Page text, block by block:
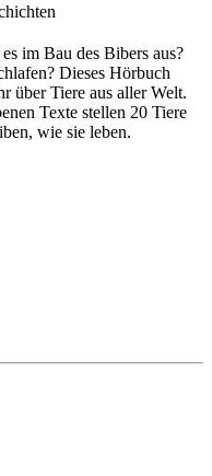
im Bau des Bibers aus?
Dieses Hörbuch
über Tiere aus aller Welt.
Texte stellen 20 Tiere
wie sie leben.